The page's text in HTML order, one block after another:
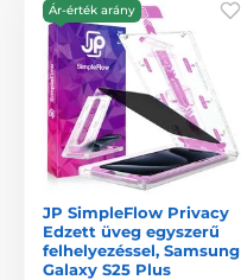
Ár-érték arány
JP SimpleFlow Privacy
Edzett üveg egyszerű
felhelyezéssel, Samsung
Galaxy S25 Plus